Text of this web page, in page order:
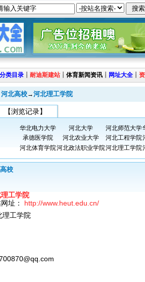
分类目录 ┊ 耐迪斯建站 ┊ 体育新闻资讯 ┊ 网址大全 ┊
河北高校→河北理工学院
【浏览记录】
华北电力大学 河北大学 河北师范大学
承德医学院
河北农业大学 河北工程学院
河北体育学院河北政法职业学院河北理工学院
校
工学院
址： http://www.heut.edu.cn/
理工学院